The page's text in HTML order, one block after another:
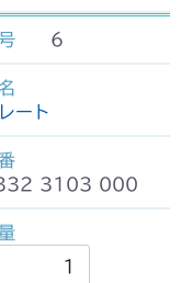
6
ート
3103 000